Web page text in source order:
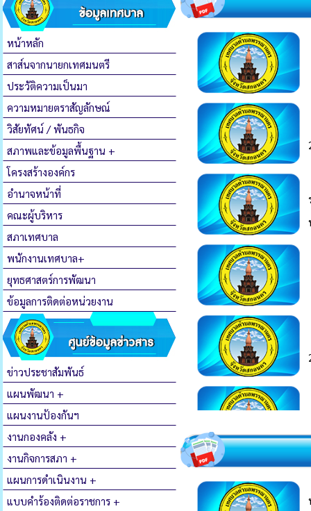
หน้าหลัก
สาส์นจากนายกเทศมนตรี
ประวัติความเป็นมา
ความหมายตราสัญลักษณ์
วิสัยทัศน์ / พันธกิจ
สภาพและข้อมูลพื้นฐาน +
โครงสร้างองค์กร
อำนาจหน้าที่
คณะผู้บริหาร
สภาเทศบาล
พนักงานเทศบาล+
ยุทธศาสตร์การพัฒนา
ข้อมูลการติดต่อหน่วยงาน
ข่าวประชาสัมพันธ์
แผนพัฒนา +
แผนงานป้องกันฯ
งานกองคลัง +
งานกิจการสภา +
แผนการดำเนินงาน +
แบบคำร้องติดต่อราชการ +